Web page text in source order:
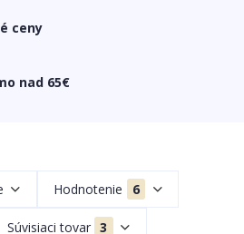
ceny
nad 65€
Hodnotenie 6
Súvisiaci tovar 3